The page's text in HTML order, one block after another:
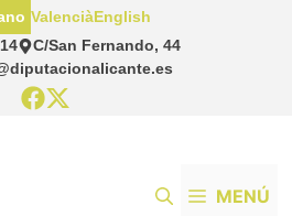
C/San Fernando, 44
ValenciàEnglish
MENÚ